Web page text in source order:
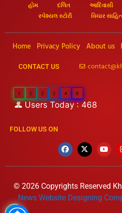
હોમ દલિત આદિવાસી
સ્પેશ્યલ સ્ટોરી
વિચાર
Home Privacy Policy About us
CONTACT US
1 1 2 3 4 0
Users Today : 468
FOLLOW US ON
© 2026 Copyrights Reserved
News Website Designing